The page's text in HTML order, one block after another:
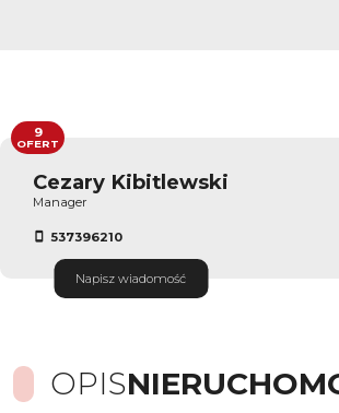
Cezary Kibitlewski
Manager
537396210
Napisz wiadomość
9
OFERT
OPIS